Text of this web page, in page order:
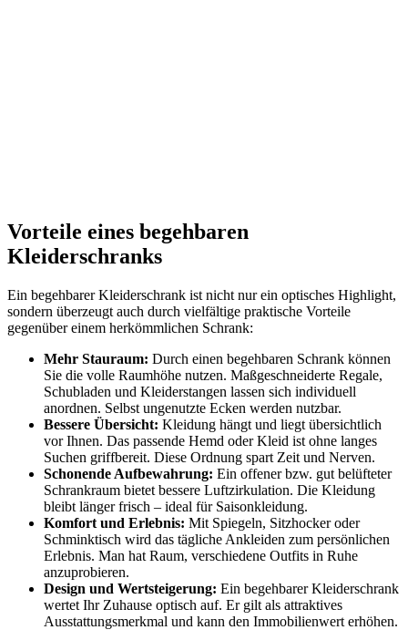
Vorteile eines begehbaren
Kleiderschranks
Ein begehbarer Kleiderschrank ist nicht nur ein optisches Highlight,
sondern überzeugt auch durch vielfältige praktische Vorteile
gegenüber einem herkömmlichen Schrank:
Mehr Stauraum: Durch einen begehbaren Schrank können
Sie die volle Raumhöhe nutzen. Maßgeschneiderte Regale,
Schubladen und Kleiderstangen lassen sich individuell
anordnen. Selbst ungenutzte Ecken werden nutzbar.
Bessere Übersicht: Kleidung hängt und liegt übersichtlich
vor Ihnen. Das passende Hemd oder Kleid ist ohne langes
Suchen griffbereit. Diese Ordnung spart Zeit und Nerven.
Schonende Aufbewahrung: Ein offener bzw. gut belüfteter
Schrankraum bietet bessere Luftzirkulation. Die Kleidung
bleibt länger frisch – ideal für Saisonkleidung.
Komfort und Erlebnis: Mit Spiegeln, Sitzhocker oder
Schminktisch wird das tägliche Ankleiden zum persönlichen
Erlebnis. Man hat Raum, verschiedene Outfits in Ruhe
anzuprobieren.
Design und Wertsteigerung: Ein begehbarer Kleiderschrank
wertet Ihr Zuhause optisch auf. Er gilt als attraktives
Ausstattungsmerkmal und kann den Immobilienwert erhöhen.